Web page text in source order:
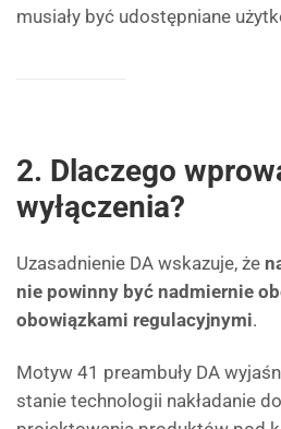
musiały być udostępniane
2. Dlaczego
wyłączenia?
Uzasadnienie DA wskazuje, że
nie powinny być nadmiernie
obowiązkami regulacyjnymi.
Motyw 41 preambuły DA
stanie technologii nakładanie